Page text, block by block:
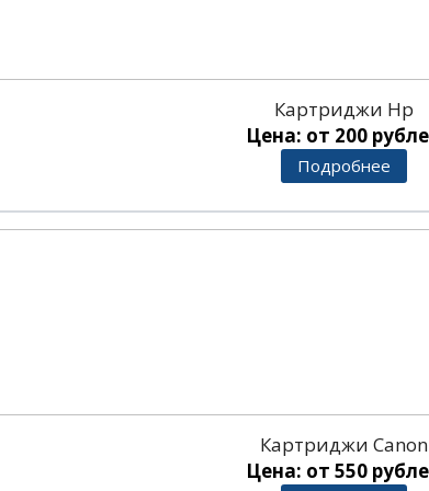
Картриджи Hp
Цена: от 200
Подробнее
Картриджи Canon
Цена: от 550